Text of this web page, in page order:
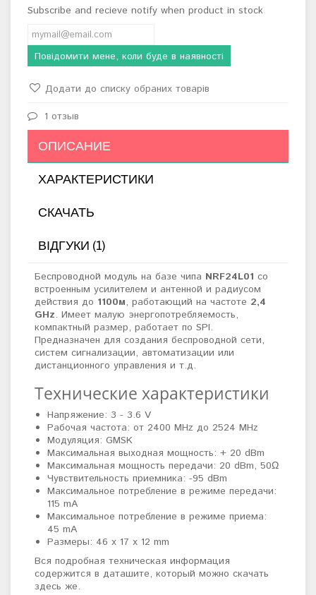
Subscribe and recieve notify when product in stock
Повідомити мене, коли буде в наявності
Додати до списку обраних товарів
1 отзыв
ОПИСАНИЕ
ХАРАКТЕРИСТИКИ
СКАЧАТЬ
ВІДГУКИ (1)
Беспроводной модуль на базе чипа NRF24L01 со
встроенным усилителем и антенной и радиусом
действия до 1100м, работающий на частоте 2,4
GHz. Имеет малую энергопотребляемость,
компактный размер, работает по SPI.
Предназначен для создания беспроводной сети,
систем сигнализации, автоматизации или
дистанционного управления и т.д.
Технические характеристики
Напряжение: 3 - 3.6 V
Рабочая частота: от 2400 MHz до 2524 MHz
Модуляция: GMSK
Максимальная выходная мощность: + 20 dBm
Максимальная мощность передачи: 20 dBm, 50Ω
Чувствительность приемника: -95 dBm
Максимальное потребление в режиме передачи:
115 mA
Максимальное потребление в режиме приема:
45 mA
Размеры: 46 x 17 x 12 mm
Вся подробная техническая информация
содержится в даташите, который можно скачать
здесь же.